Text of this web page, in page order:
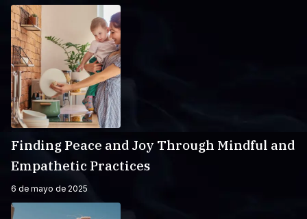
Finding Peace and Joy Through Mindful and
Empathetic Practices
6 de mayo de 2025